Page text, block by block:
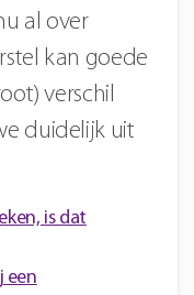
al over
kan goede
verschil
duidelijk uit
is dat
een